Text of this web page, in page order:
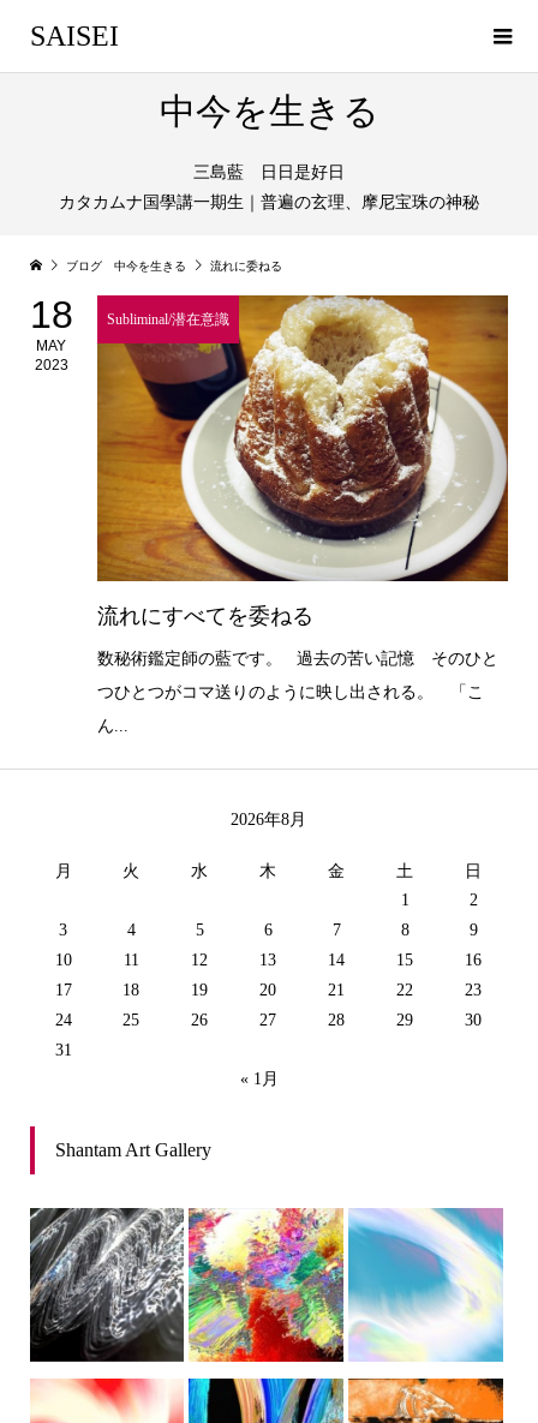
SAISEI
中今を生きる
三島藍 日日是好日
カタカムナ国學講一期生｜普遍の玄理、摩尼宝珠の神秘
ブログ 中今を生きる 流れに委ねる
18
MAY
2023
Subliminal/潜在意識
流れにすべてを委ねる
数秘術鑑定師の藍です。 過去の苦い記憶 そのひと
つひとつがコマ送りのように映し出される。 「こ
ん...
2026年8月
月 火 水 木 金 土
日
1
2
3
4 5 6 7 8
9
10
11 12 13 14 15
16
17
18 19 20 21 22
23
24
25 26 27 28 29
30
31
« 1月
Shantam Art Gallery